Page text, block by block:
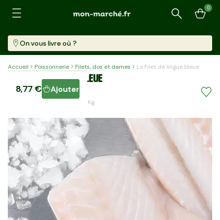
Recherche
0
On vous livre où ?
Accueil Poissonnerie Filets, dos et darnes Le Filet de lingue bleue
Le Filet de lingue bleue
28,30 €/kg
8,77 € Ajouter